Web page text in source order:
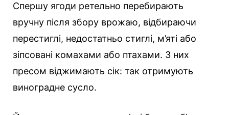
Спершу ягоди ретельно перебирають
вручну після збору врожаю, відбираючи
перестиглі, недостатньо стиглі, м’яті або
зіпсовані комахами або птахами. З них
пресом віджимають сік: так отримують
виноградне сусло.